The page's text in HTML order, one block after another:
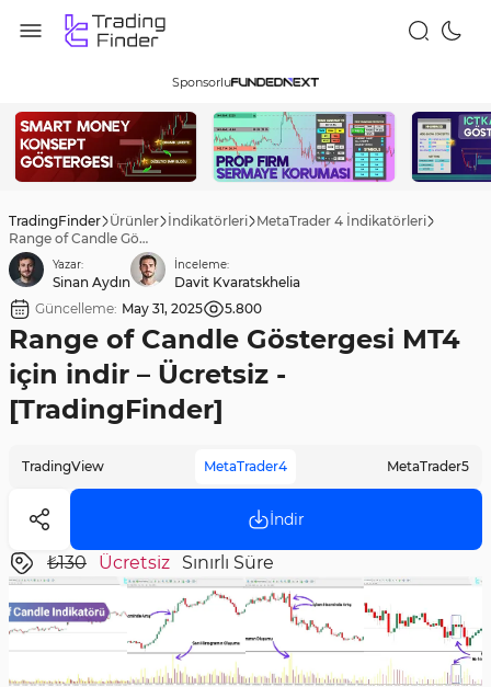
Sponsorlu
TradingFinder Ürünler İndikatörleri MetaTrader 4 İndikatörleri
Range of Candle Göstergesi MT4 için indir – Ücretsiz - [TradingFinder]
Yazar:
Sinan Aydın
İnceleme:
Davit Kvaratskhelia
Güncelleme: May 31, 2025 5.800
Range of Candle Göstergesi MT4
için indir – Ücretsiz -
[TradingFinder]
TradingView MetaTrader4 MetaTrader5
İndir
₺130 Ücretsiz Sınırlı Süre